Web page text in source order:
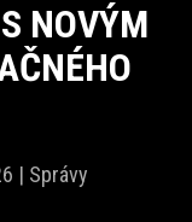
NOVÝM
| Správy